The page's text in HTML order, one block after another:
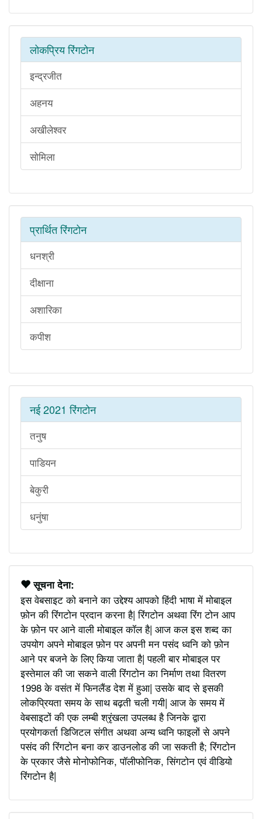
लोकप्रिय रिंगटोन
इन्द्रजीत
अहनय
अखीलेश्वर
सोमिला
प्रार्थित रिंगटोन
धनश्री
दीक्षाना
अशारिका
कपीश
नई 2021 रिंगटोन
तनुष
पाडियन
बेकुरी
धनुंषा
सूचना देना:
इस वेबसाइट को बनाने का उद्देश्य आपको हिंदी भाषा में मोबाइल
फ़ोन की रिंगटोन प्रदान करना है| रिंगटोन अथवा रिंग टोन आप
के फ़ोन पर आने वाली मोबाइल कॉल है| आज कल इस शब्द का
उपयोग अपने मोबाइल फ़ोन पर अपनी मन पसंद ध्वनि को फ़ोन
आने पर बजने के लिए किया जाता है| पहली बार मोबाइल पर
इस्तेमाल की जा सकने वाली रिंगटोन का निर्माण तथा वितरण
1998 के वसंत में फिनलैंड देश में हुआ| उसके बाद से इसकी
लोकप्रियता समय के साथ बढ़ती चली गयी| आज के समय में
वेबसाइटों की एक लम्बी श्रृंखला उपलब्ध है जिनके द्वारा
प्रयोगकर्ता डिजिटल संगीत अथवा अन्य ध्वनि फाइलों से अपने
पसंद की रिंगटोन बना कर डाउनलोड की जा सकती है; रिंगटोन
के प्रकार जैसे मोनोफोनिक, पॉलीफोनिक, सिंगटोन एवं वीडियो
रिंगटोन है|